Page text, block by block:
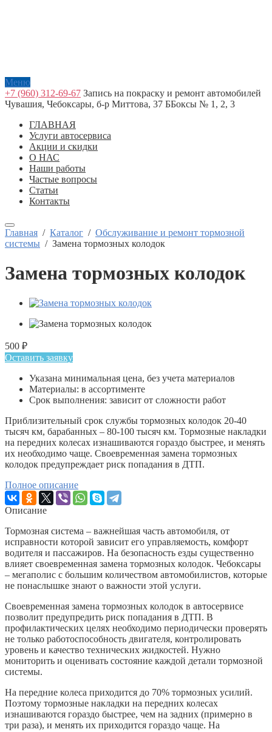
Меню
+7 (960) 312-69-67 Запись на покраску и ремонт автомобилей
Чувашия, Чебоксары, б-р Миттова, 37 ББоксы № 1, 2, 3
ГЛАВНАЯ
Услуги автосервиса
Акции и скидки
О НАС
Наши работы
Частые вопросы
Статьи
Контакты
Главная / Каталог / Обслуживание и ремонт тормозной
системы / Замена тормозных колодок
Замена тормозных колодок
500 ₽
Оставить заявку
Указана минимальная цена, без учета материалов
Материалы: в ассортименте
Срок выполнения: зависит от сложности работ
Приблизительный срок службы тормозных колодок 20-40
тысяч км, барабанных – 80-100 тысяч км. Тормозные накладки
на передних колесах изнашиваются гораздо быстрее, и менять
их необходимо чаще. Своевременная замена тормозных
колодок предупреждает риск попадания в ДТП.
Полное описание
Описание
Тормозная система – важнейшая часть автомобиля, от
исправности которой зависит его управляемость, комфорт
водителя и пассажиров. На безопасность езды существенно
влияет своевременная замена тормозных колодок. Чебоксары
– мегаполис с большим количеством автомобилистов, которые
не понаслышке знают о важности этой услуги.
Своевременная замена тормозных колодок в автосервисе
позволит предупредить риск попадания в ДТП. В
профилактических целях необходимо периодически проверять
не только работоспособность двигателя, контролировать
уровень и качество технических жидкостей. Нужно
мониторить и оценивать состояние каждой детали тормозной
системы.
На передние колеса приходится до 70% тормозных усилий.
Поэтому тормозные накладки на передних колесах
изнашиваются гораздо быстрее, чем на задних (примерно в
три раза), и менять их приходится гораздо чаще. На